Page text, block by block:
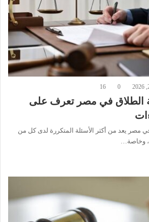
0
16
الطلاق في مصر تعرف على
مصر يعد من أكثر الأسئلة المتكررة لدى كل من
وخاصة…